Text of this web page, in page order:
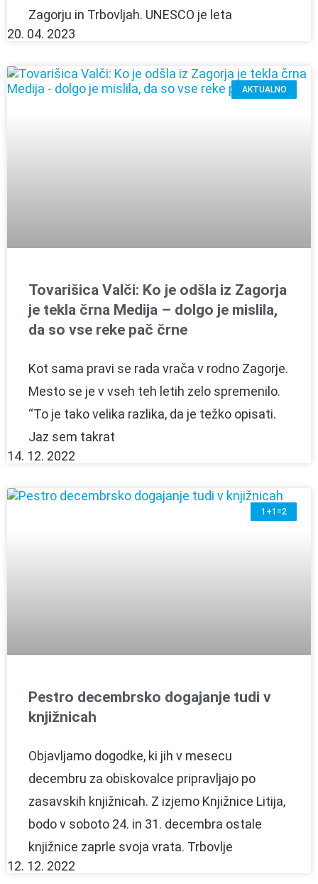
Zagorju in Trbovljah. UNESCO je leta
20. 04. 2023
AKTUALNO
Tovarišica Valči: Ko je odšla iz Zagorja
je tekla črna Medija – dolgo je mislila,
da so vse reke pač črne
Kot sama pravi se rada vrača v rodno Zagorje.
Mesto se je v vseh teh letih zelo spremenilo.
“To je tako velika razlika, da je težko opisati.
Jaz sem takrat
14. 12. 2022
1+1=2
Pestro decembrsko dogajanje tudi v
knjižnicah
Objavljamo dogodke, ki jih v mesecu
decembru za obiskovalce pripravljajo po
zasavskih knjižnicah. Z izjemo Knjižnice Litija,
bodo v soboto 24. in 31. decembra ostale
knjižnice zaprle svoja vrata. Trbovlje
12. 12. 2022